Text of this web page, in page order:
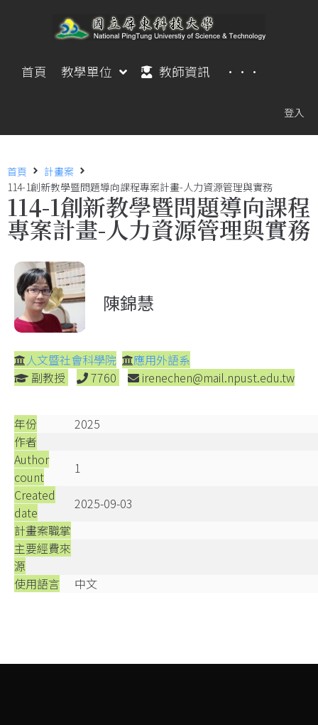
首頁 教學單位 教師資訊 ···
登入
首頁
計畫案
114-1創新教學暨問題導向課程專案計畫-人力資源管理與實務
114-1創新教學暨問題導向課程
專案計畫-人力資源管理與實務
陳錦慧
人文暨社會科學院
應用外語系
副教授
7760 irenechen@mail.npust.edu.tw
年份
2025
作者
Author
count
1
Created
date
2025-09-03
計畫案職掌
主要經費來
源
使用語言
中文